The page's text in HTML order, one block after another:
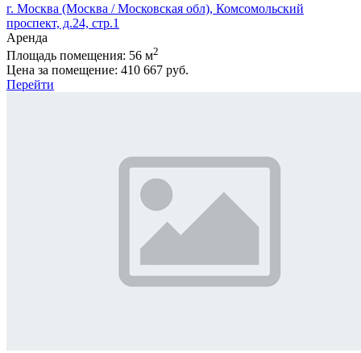
г. Москва (Москва / Московская обл), Комсомольский
проспект, д.24, стр.1
Аренда
Площадь помещения: 56 м2
Цена за помещение: 410 667 руб.
Перейти